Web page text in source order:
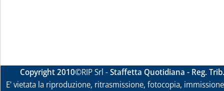
Copyright 2010©RIP Srl -Staffetta Quotidiana - Reg.
E' vietata la riproduzione, ritrasmissione, fotocopia,